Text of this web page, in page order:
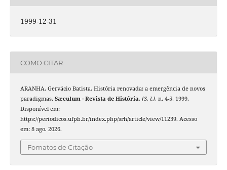
1999-12-31
COMO CITAR
ARANHA, Gervácio Batista. História renovada: a emergência de novos
paradigmas. Sæculum - Revista de História, [S. l.], n. 4-5, 1999.
Disponível em:
https://periodicos.ufpb.br/index.php/srh/article/view/11239. Acesso
em: 8 ago. 2026.
Fomatos de Citação